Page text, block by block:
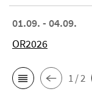
01.09. - 04.09.
OR2026
1 / 2